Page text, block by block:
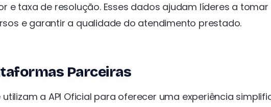
e taxa de resolução. Esses dados ajudam líderes a tomar
e garantir a qualidade do atendimento prestado.
Parceiras
a API Oficial para oferecer uma experiência